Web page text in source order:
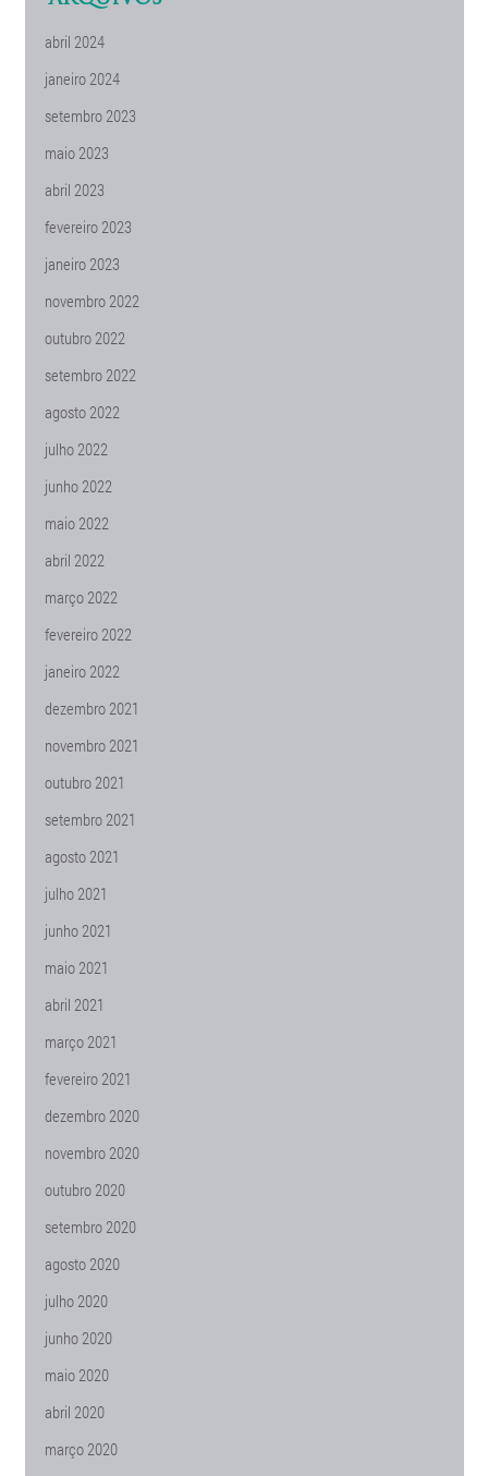
abril 2024
janeiro 2024
setembro 2023
maio 2023
abril 2023
fevereiro 2023
janeiro 2023
novembro 2022
outubro 2022
setembro 2022
agosto 2022
julho 2022
junho 2022
maio 2022
abril 2022
março 2022
fevereiro 2022
janeiro 2022
dezembro 2021
novembro 2021
outubro 2021
setembro 2021
agosto 2021
julho 2021
junho 2021
maio 2021
abril 2021
março 2021
fevereiro 2021
dezembro 2020
novembro 2020
outubro 2020
setembro 2020
agosto 2020
julho 2020
junho 2020
maio 2020
abril 2020
março 2020